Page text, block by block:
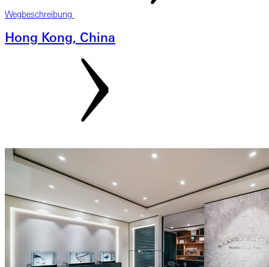
Wegbeschreibung
Hong Kong, China